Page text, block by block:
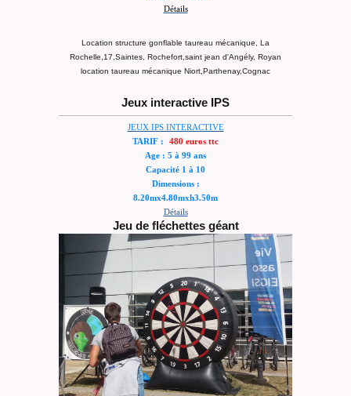
Détails
Location structure gonflable taureau mécanique, La
Rochelle,17,Saintes, Rochefort,saint jean d'Angély, Royan
location taureau mécanique Niort,Parthenay,Cognac
Jeux interactive IPS
JEUX IPS INTERACTIVE
TARIF :
480 euros ttc
Age : 5 à 99 ans
Capacité 1 à 10
Dimensions :
8.20mx4.80mxh3.50m
Détails
Jeu de fléchettes géant